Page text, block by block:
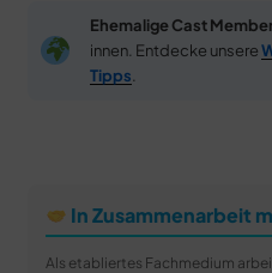
Ehemalige Cast
innen. Entdecke unsere
Tipps
In Zusammenarbeit
Als etabliertes Fachmedium